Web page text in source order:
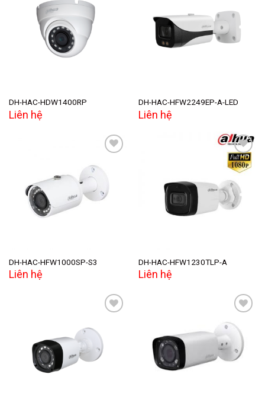
DH-HAC-HDW1400RP
Liên hệ
wishlist
DH-HAC-HFW2249EP-A-LED
Liên hệ
wishlist
DH-HAC-HFW1000SP-S3
Liên hệ
Add to
wishlist
DH-HAC-HFW1230TLP-A
Liên hệ
Add to
wishlist
Add to
wishlist